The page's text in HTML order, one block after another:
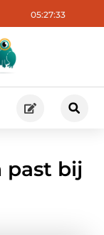
05:27:34
past bij